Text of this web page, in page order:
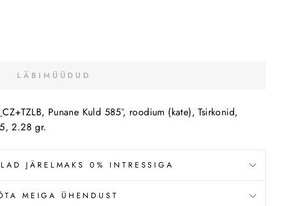
LÄBIMÜÜDUD
Punane Kuld 585°, roodium (kate), Tsirkonid,
2.28 gr.
JÄRELMAKS 0% INTRESSIGA
MEIGA ÜHENDUST